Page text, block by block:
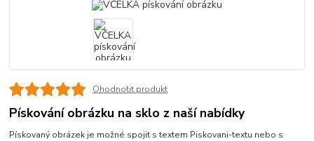
Ohodnotit produkt
Pískování obrázku na sklo z naší nabídky
Pískovaný obrázek je možné spojit s textem Piskovani-textu nebo s